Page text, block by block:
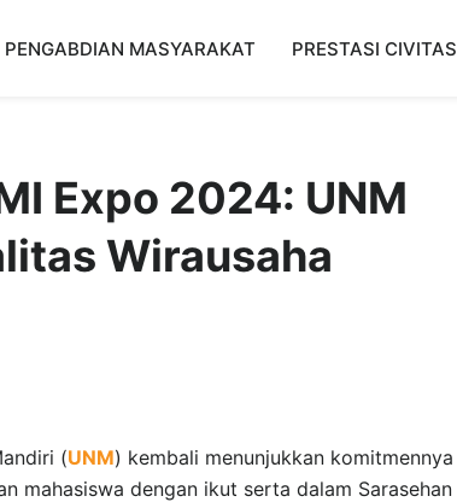
PENGABDIAN MASYARAKAT PRESTASI CIVITAS
Expo 2024: UNM
Wirausaha
(UNM) kembali menunjukkan komitmennya
mahasiswa dengan ikut serta dalam Sarasehan